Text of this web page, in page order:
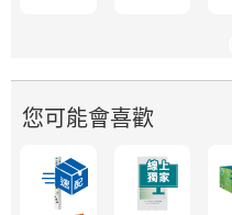
您可能會喜歡